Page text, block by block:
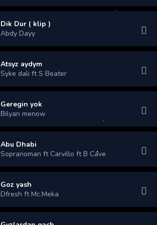
Dik Dur ( klip )
Abdy Dayy
Atsyz aydym
Syke dali ft S Beater
Geregin yok
Bilyan menow
Abu Dhabi
Sopranoman ft Carvillo ft B Cave
Goz yash
Dfresh ft Mc.Meka